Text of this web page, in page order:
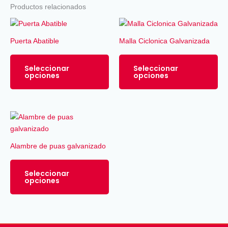
Productos relacionados
Puerta Abatible
Seleccionar
opciones
Este
múltiples
variantes.
página
Malla Ciclonica Galvanizada
Seleccionar
opciones
Alambre de puas galvanizado
Seleccionar
opciones
variantes.
elegir